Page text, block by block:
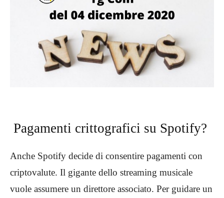
Pagamenti crittografici su Spotify?
Anche Spotify decide di consentire pagamenti con
criptovalute. Il gigante dello streaming musicale
vuole assumere un direttore associato. Per guidare un